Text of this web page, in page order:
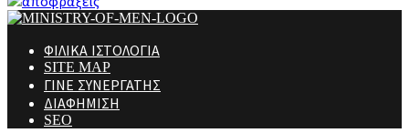
ΦΙΛΙΚΑ ΙΣΤΟΛΟΓΙΑ
SITE MAP
ΓΙΝΕ ΣΥΝΕΡΓΑΤΗΣ
ΔΙΑΦΗΜΙΣΗ
SEO